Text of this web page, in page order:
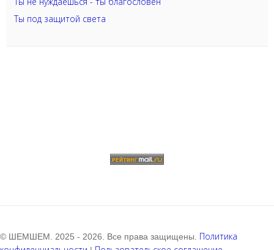
Ты под защитой света
© ШЕМШЕМ. 2025 - 2026. Все права защищены. Политика